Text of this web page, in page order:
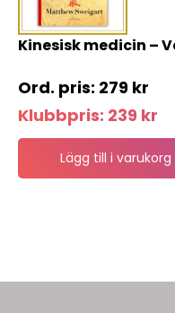
Kinesisk medicin –
279 kr
Klubbpris: 239 kr
Lägg till i varukorg